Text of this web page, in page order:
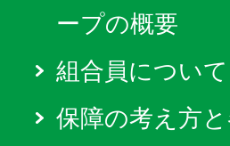
ープの概要
組合員について
保障の考え方